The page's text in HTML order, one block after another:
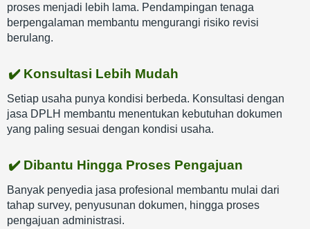
proses menjadi lebih lama. Pendampingan tenaga
berpengalaman membantu mengurangi risiko revisi
berulang.
✔️ Konsultasi Lebih Mudah
Setiap usaha punya kondisi berbeda. Konsultasi dengan
jasa DPLH membantu menentukan kebutuhan dokumen
yang paling sesuai dengan kondisi usaha.
✔️ Dibantu Hingga Proses Pengajuan
Banyak penyedia jasa profesional membantu mulai dari
tahap survey, penyusunan dokumen, hingga proses
pengajuan administrasi.